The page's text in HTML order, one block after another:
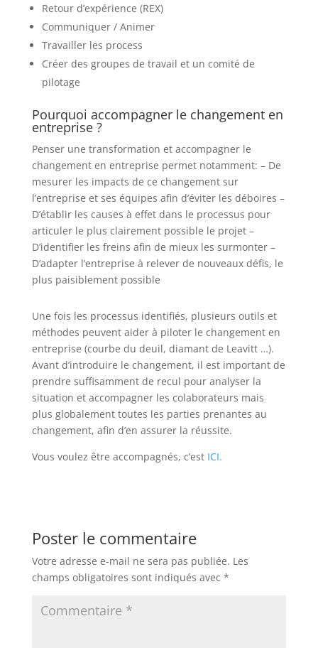
Retour d’expérience (REX)
Communiquer / Animer
Travailler les process
Créer des groupes de travail et un comité de
pilotage
Pourquoi accompagner le changement en
entreprise ?
Penser une transformation et accompagner le
changement en entreprise permet notamment: – De
mesurer les impacts de ce changement sur
l’entreprise et ses équipes afin d’éviter les déboires –
D’établir les causes à effet dans le processus pour
articuler le plus clairement possible le projet –
D’identifier les freins afin de mieux les surmonter –
D’adapter l’entreprise à relever de nouveaux défis, le
plus paisiblement possible
Une fois les processus identifiés, plusieurs outils et
méthodes peuvent aider à piloter le changement en
entreprise (courbe du deuil, diamant de Leavitt …).
Avant d’introduire le changement, il est important de
prendre suffisamment de recul pour analyser la
situation et accompagner les colaborateurs mais
plus globalement toutes les parties prenantes au
changement, afin d’en assurer la réussite.
Vous voulez être accompagnés, c’est ICI.
Poster le commentaire
Votre adresse e-mail ne sera pas publiée. Les
champs obligatoires sont indiqués avec *